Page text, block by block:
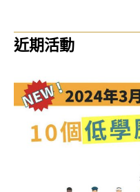
近期活動